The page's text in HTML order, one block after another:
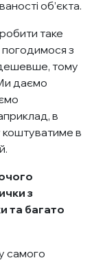
об’єкта.
таке
з
тому
даємо
в
коштуватиме в
з
та багато
самого